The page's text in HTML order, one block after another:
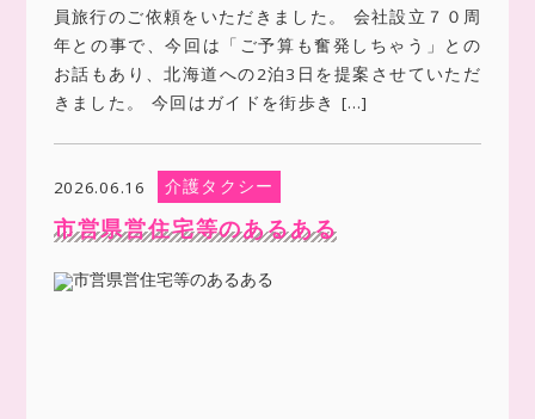
員旅行のご依頼をいただきました。 会社設立７０周
年との事で、今回は「ご予算も奮発しちゃう」との
お話もあり、北海道への2泊3日を提案させていただ
きました。 今回はガイドを街歩き […]
2026.06.16 介護タクシー
市営県営住宅等のあるある